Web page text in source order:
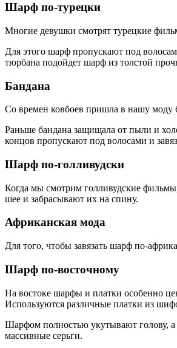
Шарф по-турецки
Многие девушки смотрят турецкие
Для этого шарф пропускают под
тюрбана подойдет шарф из толстой
Бандана
Со времен ковбоев пришла в нашу моду
Раньше бандана защищала от пыли и
концов пропускают под волосами и
Шарф по-голливудски
Когда мы смотрим голливудские
шее и забрасывают их на спину.
Африканская мода
Для того, чтобы завязать шарф по-
Шарф по-восточному
На востоке шарфы и платки особенно
Используются различные платки из
Шарфом полностью укутывают голову, а
массивные серьги.